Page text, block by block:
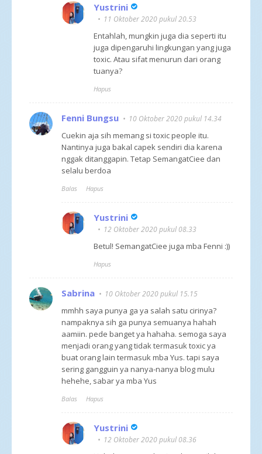
Yustrini
11 Oktober 2020 pukul 20.53
Entahlah, mungkin juga dia seperti itu
juga dipengaruhi lingkungan yang juga
toxic. Atau sifat menurun dari orang
tuanya?
Hapus
Fenni Bungsu 10 Oktober 2020 pukul 14.34
Cuekin aja sih memang si toxic people itu.
Nantinya juga bakal capek sendiri dia karena
nggak ditanggapin. Tetap SemangatCiee dan
selalu berdoa
Balas Hapus
Yustrini
12 Oktober 2020 pukul 08.33
Betul! SemangatCiee juga mba Fenni :))
Hapus
Sabrina 10 Oktober 2020 pukul 15.15
mmhh saya punya ga ya salah satu cirinya?
nampaknya sih ga punya semuanya hahah
aamiin. pede banget ya hahaha. semoga saya
menjadi orang yang tidak termasuk toxic ya
buat orang lain termasuk mba Yus. tapi saya
sering gangguin ya nanya-nanya blog mulu
hehehe, sabar ya mba Yus
Balas Hapus
Yustrini
12 Oktober 2020 pukul 08.36